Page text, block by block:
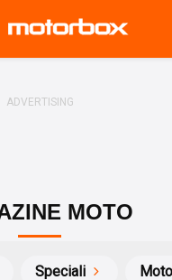
MOTO
Speciali